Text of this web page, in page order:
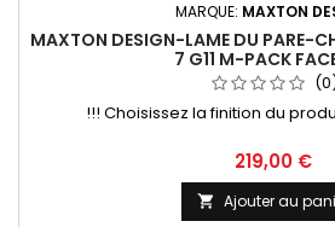
MARQUE: MAXTON
MAXTON DESIGN-LAME DU PARE-
7 G11 M-PACK
!!! Choisissez la finition du
Prix
219,00 €
 Ajouter au